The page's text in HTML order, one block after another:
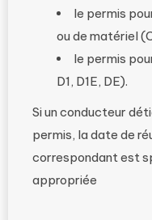
le permis
ou de matériel
le permis
D1, D1E, DE).
Si un conducteur
permis, la date de
correspondant est
appropriée